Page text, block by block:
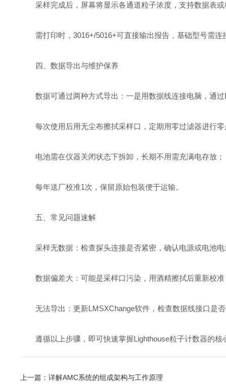
采样完成后，屏幕将显示各通道粒子浓度，支持数据表或
需打印时，3016+/5016+可直接输出报告，基础型号需连
四、数据导出与维护保养
数据可通过两种方式导出：一是用数据线连接电脑，通过
每次使用后用无尘布擦拭采样口，定期用零过滤器进行零
电池需在仪器关闭状态下拆卸，长期不用需充满电存放；
每年送厂校准1次，保留原始包装便于运输。
五、常见问题速解
采样无数据：检查探头连接是否紧密，确认电源或电池电
数据偏差大：可能是采样口污染，用酒精擦拭后重新校准
无法导出：更新LMSXChange软件，检查数据线接口是
遵循以上步骤，即可快速掌握Lighthouse粒子计数器的核
上一篇： 详解AMC系统的组成架构与工作原理